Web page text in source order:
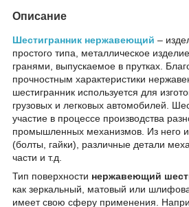
Описание
Шестигранник нержавеющий –
простого типа, металлическое
гранями, выпускаемое в прутках.
прочностным характеристики
шестигранник используется для
грузовых и легковых автомобилей.
участие в процессе производства
промышленных механизмов. Из него
(болты, гайки), различные детали
части и т.д.
Тип поверхности нержавеющий
как зеркальный, матовый или
имеет свою сферу применения.